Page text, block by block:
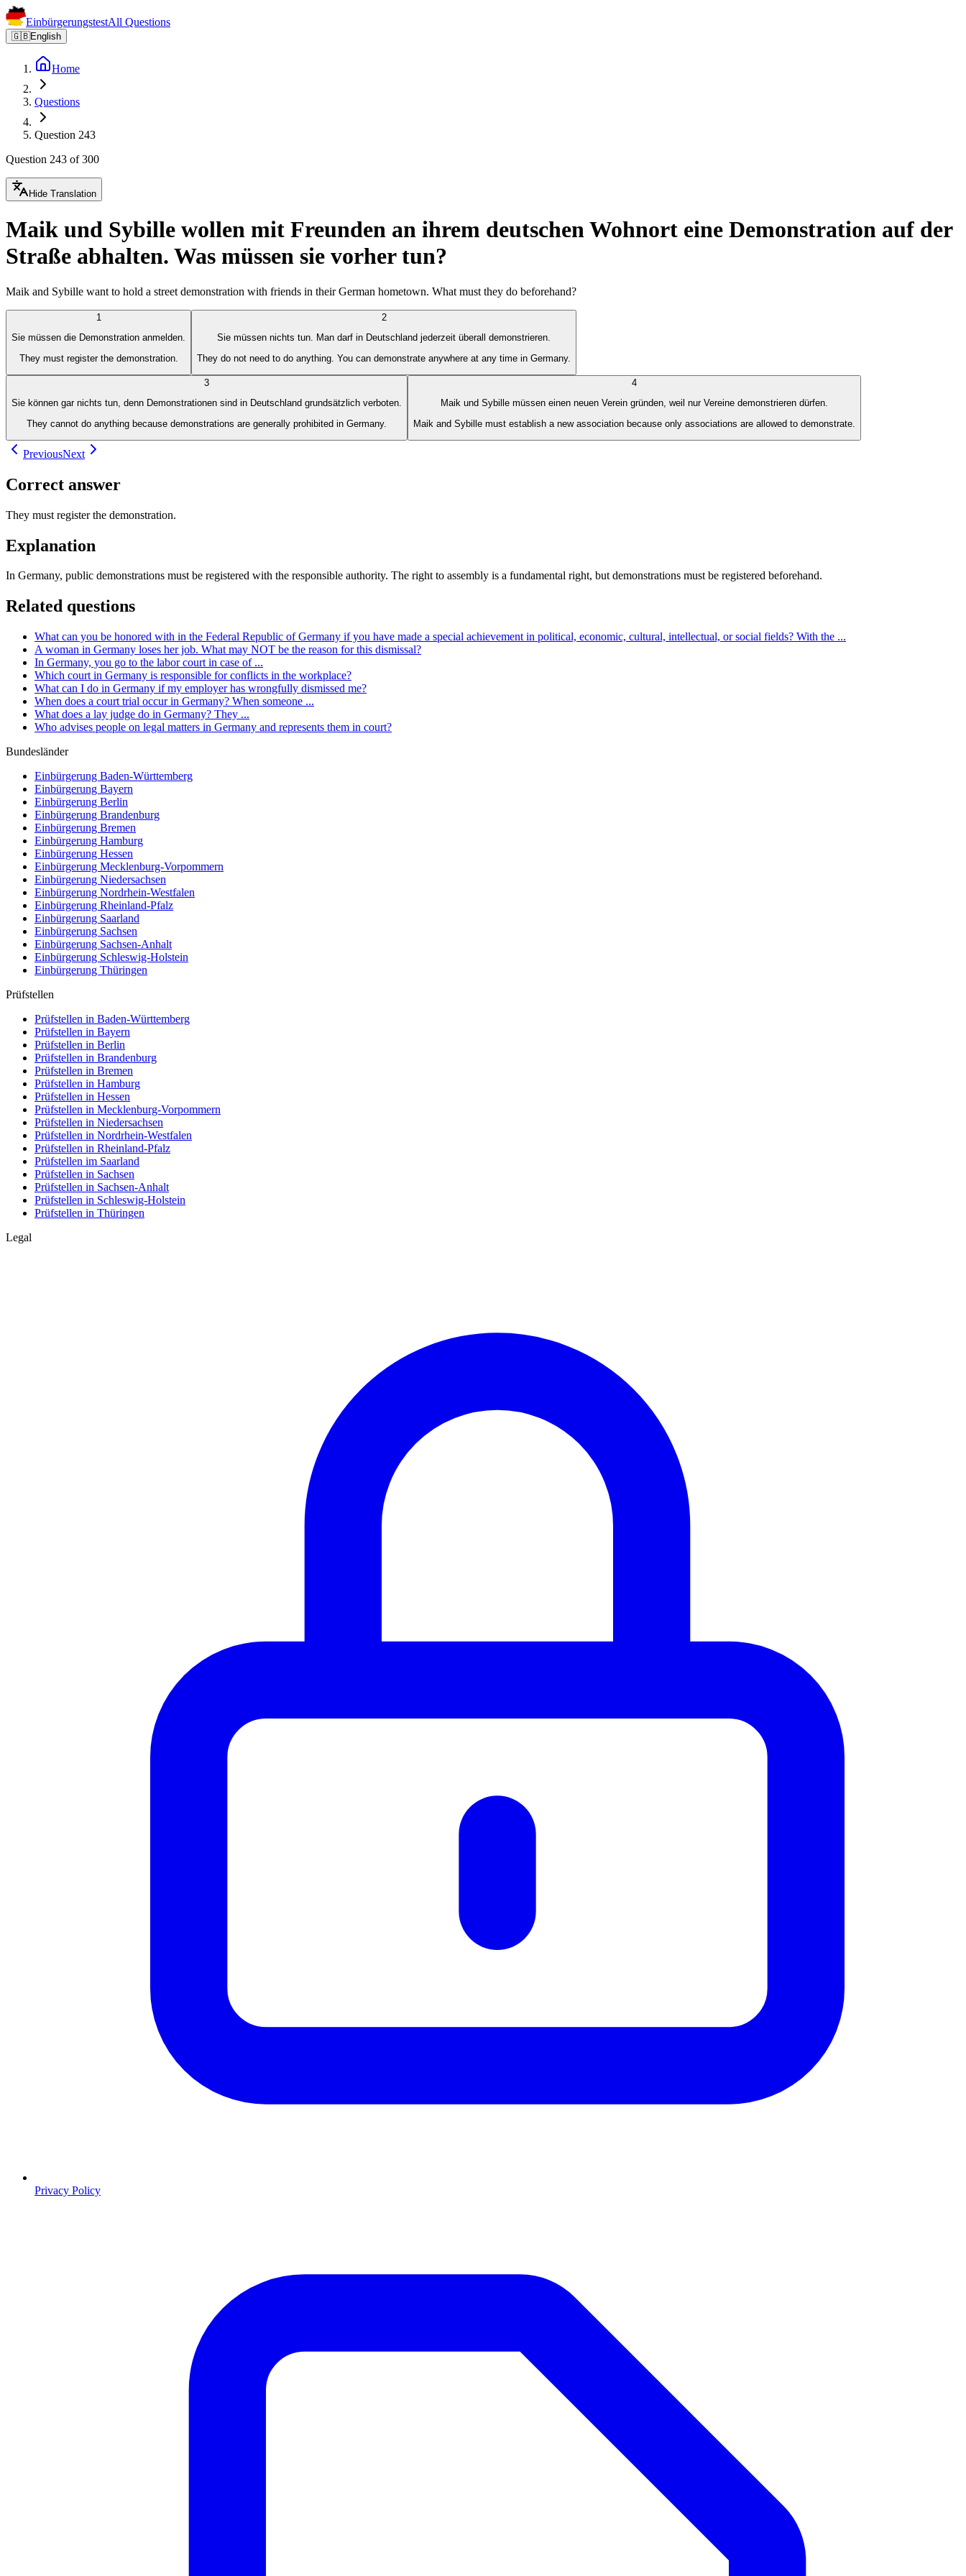
EinbürgerungstestAll Questions
🇬🇧English
Home
Questions
Question 243
Question 243 of 300
Hide Translation
Maik und Sybille wollen mit Freunden an ihrem deutschen Wohnort eine Demonstration auf der
Straße abhalten. Was müssen sie vorher tun?
Maik and Sybille want to hold a street demonstration with friends in their German hometown. What must they do beforehand?
1
Sie müssen die Demonstration anmelden.
They must register the demonstration.
2
Sie müssen nichts tun. Man darf in Deutschland jederzeit überall demonstrieren.
They do not need to do anything. You can demonstrate anywhere at any time in Germany.
3
Sie können gar nichts tun, denn Demonstrationen sind in Deutschland grundsätzlich verboten.
They cannot do anything because demonstrations are generally prohibited in Germany.
4
Maik und Sybille müssen einen neuen Verein gründen, weil nur Vereine demonstrieren dürfen.
Maik and Sybille must establish a new association because only associations are allowed to demonstrate.
PreviousNext
Correct answer
They must register the demonstration.
Explanation
In Germany, public demonstrations must be registered with the responsible authority. The right to assembly is a fundamental right, but demonstrations must be registered beforehand.
Related questions
What can you be honored with in the Federal Republic of Germany if you have made a special achievement in political, economic, cultural, intellectual, or social fields? With the ...
A woman in Germany loses her job. What may NOT be the reason for this dismissal?
In Germany, you go to the labor court in case of ...
Which court in Germany is responsible for conflicts in the workplace?
What can I do in Germany if my employer has wrongfully dismissed me?
When does a court trial occur in Germany? When someone ...
What does a lay judge do in Germany? They ...
Who advises people on legal matters in Germany and represents them in court?
Bundesländer
Einbürgerung Baden-Württemberg
Einbürgerung Bayern
Einbürgerung Berlin
Einbürgerung Brandenburg
Einbürgerung Bremen
Einbürgerung Hamburg
Einbürgerung Hessen
Einbürgerung Mecklenburg-Vorpommern
Einbürgerung Niedersachsen
Einbürgerung Nordrhein-Westfalen
Einbürgerung Rheinland-Pfalz
Einbürgerung Saarland
Einbürgerung Sachsen
Einbürgerung Sachsen-Anhalt
Einbürgerung Schleswig-Holstein
Einbürgerung Thüringen
Prüfstellen
Prüfstellen in Baden-Württemberg
Prüfstellen in Bayern
Prüfstellen in Berlin
Prüfstellen in Brandenburg
Prüfstellen in Bremen
Prüfstellen in Hamburg
Prüfstellen in Hessen
Prüfstellen in Mecklenburg-Vorpommern
Prüfstellen in Niedersachsen
Prüfstellen in Nordrhein-Westfalen
Prüfstellen in Rheinland-Pfalz
Prüfstellen im Saarland
Prüfstellen in Sachsen
Prüfstellen in Sachsen-Anhalt
Prüfstellen in Schleswig-Holstein
Prüfstellen in Thüringen
Legal
Privacy Policy